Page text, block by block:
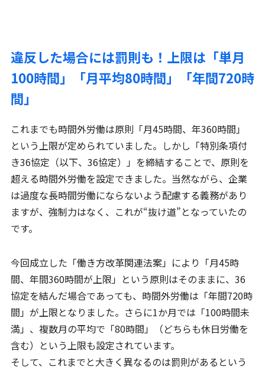
違反した場合には罰則も！上限は「単月
100時間」「月平均80時間」「年間720時
間」
これまでも時間外労働は原則「月45時間、年360時間」
という上限が定められていました。しかし「特別条項付
き36協定（以下、36協定）」を締結することで、原則を
超える時間外労働を設定できました。当然ながら、企業
は過度な長時間労働にならないよう配慮する義務があり
ますが、強制力はなく、これが“抜け道”となっていたの
です。
今回成立した「働き方改革関連法案」により「月45時
間、年間360時間が上限」という原則はそのままに、36
協定を結んだ場合であっても、時間外労働は「年間720時
間」が上限となりました。さらに1か月では「100時間未
満」、複数月の平均で「80時間」（どちらも休日労働を
含む）という上限も設定されています。
そして、これまでと大きく異なるのは罰則があるという